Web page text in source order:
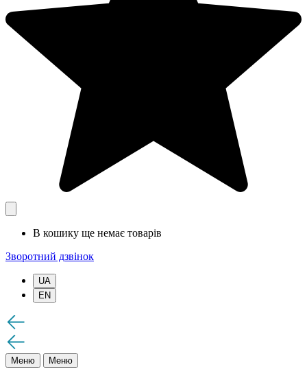
В кошику ще немає товарів
Зворотний дзвінок
UA
EN
Меню Меню